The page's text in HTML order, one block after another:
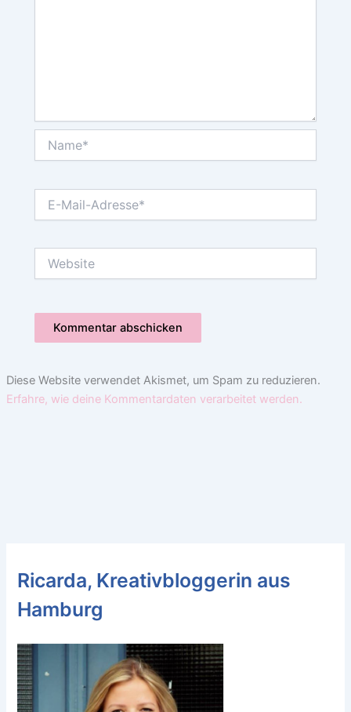
Mail-
Diese Website verwendet Akismet, um Spam zu reduzieren.
Erfahre, wie deine Kommentardaten verarbeitet werden.
Ricarda, Kreativbloggerin aus
Hamburg